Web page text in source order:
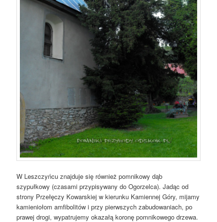
W Leszczyńcu znajduje się również pomnikowy dąb
szypułkowy (czasami przypisywany do Ogorzelca). Jadąc od
strony Przełęczy Kowarskiej w kierunku Kamiennej Góry, mijamy
kamieniołom amfibolitów i przy pierwszych zabudowaniach, po
prawej drogi, wypatrujemy okazałą koronę pomnikowego drzewa.